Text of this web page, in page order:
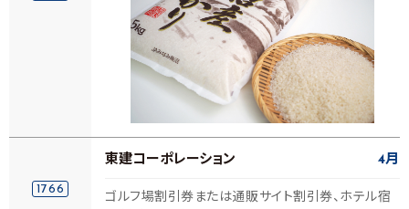
1766
東建コーポレーション 4月
ゴルフ場割引券または通販サイト割引券、ホテル宿